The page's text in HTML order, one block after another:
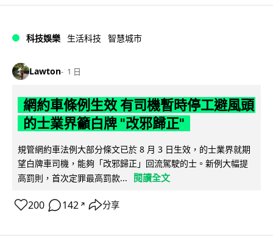
科技娛樂 生活科技 智慧城市
Lawton 1 日
網約車條例生效 有司機暫時停工避風頭
的士業界籲白牌 "改邪歸正"
規管網約車法例大部分條文已於 8 月 3 日生效，的士業界就期
望白牌車司機，能夠「改邪歸正」回流駕駛的士。新例大幅提
高罰則，首次定罪最高罰款...
閱讀全文
200 142 ↗ 分享